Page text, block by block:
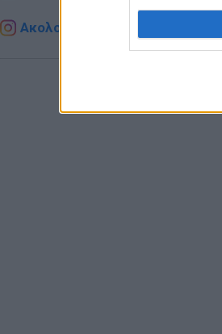
Ακολουθήστε το E-Radio.gr